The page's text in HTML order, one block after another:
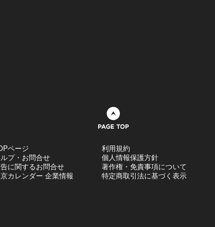
ページ
プ・お問合せ
に関するお問合せ
カレンダー 企業情報
利用規約
個人情報保護方針
著作権・免責事項について
特定商取引法に基づく表示